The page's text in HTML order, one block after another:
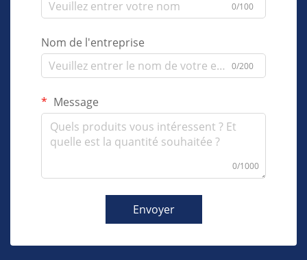
0/100
Nom de l'entreprise
0/200
Message
0/1000
Envoyer